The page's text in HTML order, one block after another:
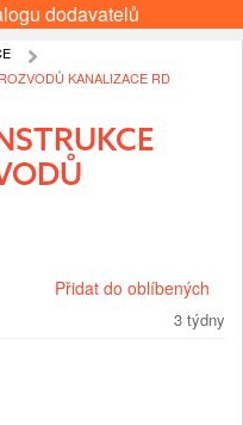
dodavatelů
KANALIZACE RD
Přidat do oblíbených
3 týdny